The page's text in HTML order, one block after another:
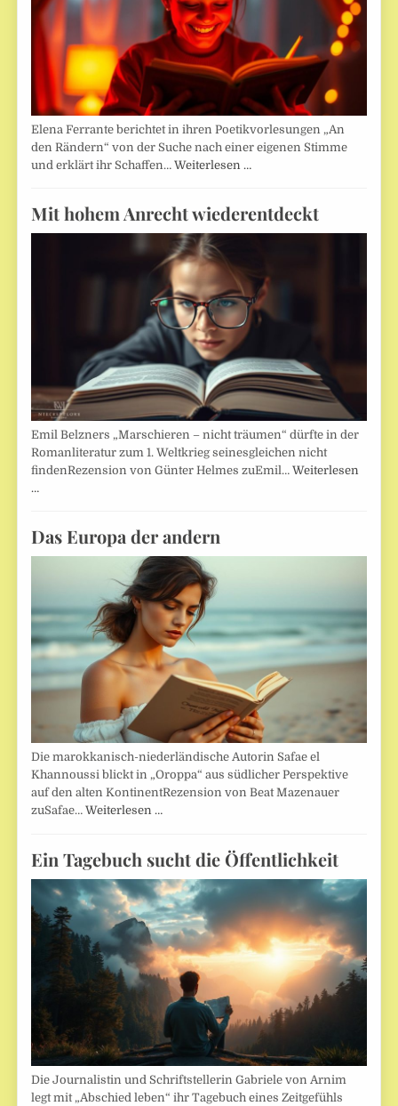
Elena Ferrante berichtet in ihren Poetikvorlesungen „An
den Rändern“ von der Suche nach einer eigenen Stimme
und erklärt ihr Schaffen…Weiterlesen …
Mit hohem Anrecht wiederentdeckt
Emil Belzners „Marschieren – nicht träumen“ dürfte in der
Romanliteratur zum 1. Weltkrieg seinesgleichen nicht
findenRezension von Günter Helmes zuEmil…Weiterlesen
…
Das Europa der andern
Die marokkanisch-niederländische Autorin Safae el
Khannoussi blickt in „Oroppa“ aus südlicher Perspektive
auf den alten KontinentRezension von Beat Mazenauer
zuSafae…Weiterlesen …
Ein Tagebuch sucht die Öffentlichkeit
Die Journalistin und Schriftstellerin Gabriele von Arnim
legt mit „Abschied leben“ ihr Tagebuch eines Zeitgefühls